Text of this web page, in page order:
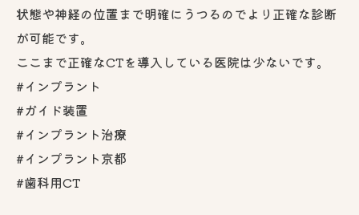
状態や神経の位置まで明確にうつるのでより正確な診断
が可能です。
ここまで正確なCTを導入している医院は少ないです。
#インプラント
#ガイド装置
#インプラント治療
#インプラント京都
#歯科用CT